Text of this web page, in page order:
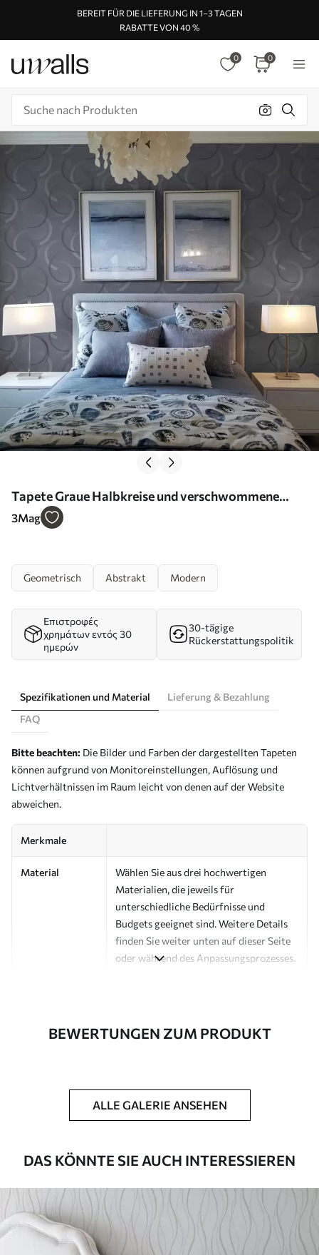
BEREIT FÜR DIE LIEFERUNG IN 1–3 TAGEN
RABATTE VON 40 %
0 0
Tapete Graue Halbkreise und verschwommene
Kreise auf strukturiertem Hintergrund Nr. a00981
3Mag
Geometrisch Abstrakt Modern
Επιστροφές
χρημάτων εντός 30
ημερών
30-tägige
Rückerstattungspolitik
Spezifikationen und Material
Lieferung & Bezahlung
FAQ
Bitte beachten: Die Bilder und Farben der dargestellten Tapeten
können aufgrund von Monitoreinstellungen, Auflösung und
Lichtverhältnissen im Raum leicht von denen auf der Website
abweichen.
Merkmale
Material
Wählen Sie aus drei hochwertigen
Materialien, die jeweils für
unterschiedliche Bedürfnisse und
Budgets geeignet sind. Weitere Details
finden Sie weiter unten auf dieser Seite
oder während des Anpassungsprozesses.
bis zu 50 cm Breite geliefert.
Optionen
und/oder Tapetenkleber.
Schwamm gereinigt werden.
Fototapeten mit Lackbeschichtung
können mit Wasser gereinigt werden.
BEWERTUNGEN ZUM PRODUKT
ALLE GALERIE ANSEHEN
DAS KÖNNTE SIE AUCH INTERESSIEREN